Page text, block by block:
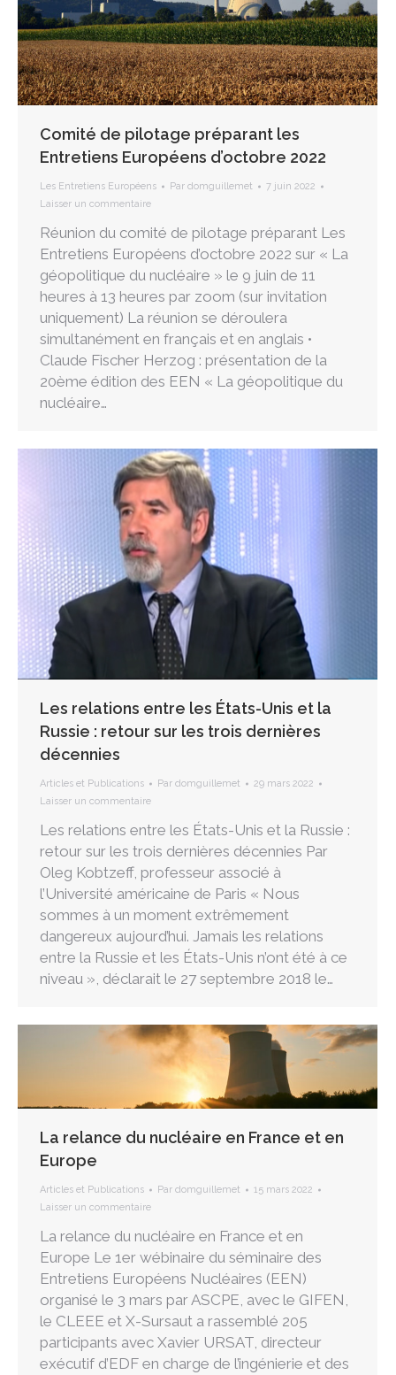
Comité de pilotage préparant les
Entretiens Européens d’octobre 2022
Les Entretiens Européens Par domguillemet
7 juin 2022
Laisser un commentaire
Réunion du comité de pilotage préparant Les
Entretiens Européens d’octobre 2022 sur « La
géopolitique du nucléaire » le 9 juin de 11
heures à 13 heures par zoom (sur invitation
uniquement) La réunion se déroulera
simultanément en français et en anglais •
Claude Fischer Herzog : présentation de la
20ème édition des EEN « La géopolitique du
nucléaire…
Les relations entre les États-Unis et la
Russie : retour sur les trois dernières
décennies
Articles et Publications Par domguillemet
29 mars 2022
Laisser un commentaire
Les relations entre les États-Unis et la Russie :
retour sur les trois dernières décennies Par
Oleg Kobtzeff, professeur associé à
l’Université américaine de Paris « Nous
sommes à un moment extrêmement
dangereux aujourd’hui. Jamais les relations
entre la Russie et les États-Unis n’ont été à ce
niveau », déclarait le 27 septembre 2018 le…
La relance du nucléaire en France et en
Europe
Articles et Publications Par domguillemet
15 mars 2022
Laisser un commentaire
La relance du nucléaire en France et en
Europe Le 1er wébinaire du séminaire des
Entretiens Européens Nucléaires (EEN)
organisé le 3 mars par ASCPE, avec le GIFEN,
le CLEEE et X-Sursaut a rassemblé 205
participants avec Xavier URSAT, directeur
exécutif d’EDF en charge de l’ingénierie et des